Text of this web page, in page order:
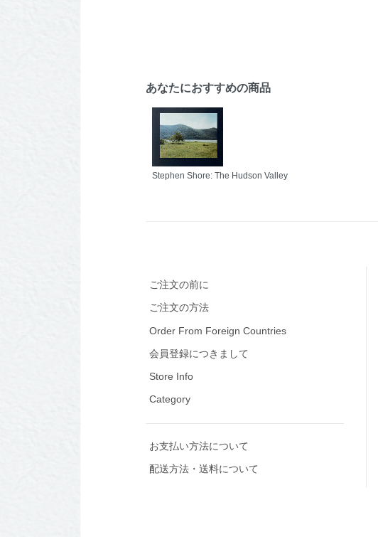
あなたにおすすめの商品
Stephen Shore: The Hudson Valley
ご注文の前に
ご注文の方法
Order From Foreign Countries
会員登録につきまして
Store Info
Category
お支払い方法について
配送方法・送料について